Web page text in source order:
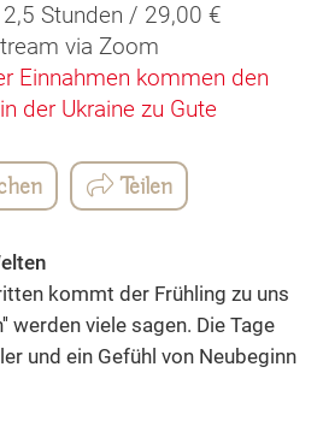
Stunden / 29,00 €
via Zoom
Einnahmen kommen den
der Ukraine zu Gute
Teilen
kommt der Frühling zu uns
werden viele sagen. Die Tage
und ein Gefühl von Neubeginn